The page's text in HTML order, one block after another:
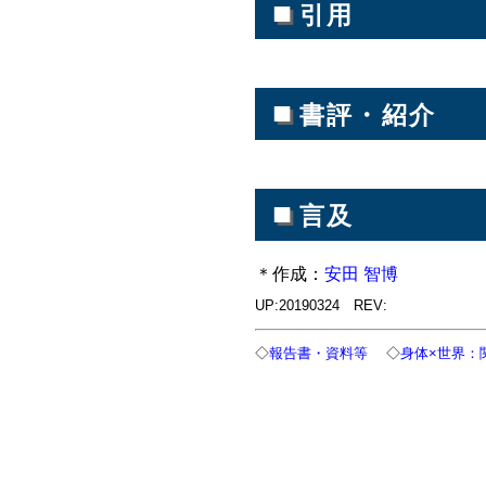
■ 引用
■書評・紹介
■言及
＊作成： 安田 智博
UP:20190324 REV:
◇報告書・資料等◇身体×世界：